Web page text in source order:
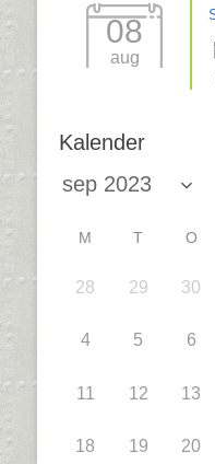
08
aug
Kalender
M T O
28 29 30
4 5 6
11 12 13
18 19 20